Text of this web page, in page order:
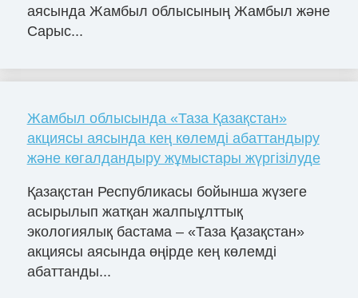
аясында Жамбыл облысының Жамбыл және
Сарыс...
Жамбыл облысында «Таза Қазақстан»
акциясы аясында кең көлемді абаттандыру
және көгалдандыру жұмыстары жүргізілуде
Қазақстан Республикасы бойынша жүзеге
асырылып жатқан жалпыұлттық
экологиялық бастама – «Таза Қазақстан»
акциясы аясында өңірде кең көлемді
абаттанды...